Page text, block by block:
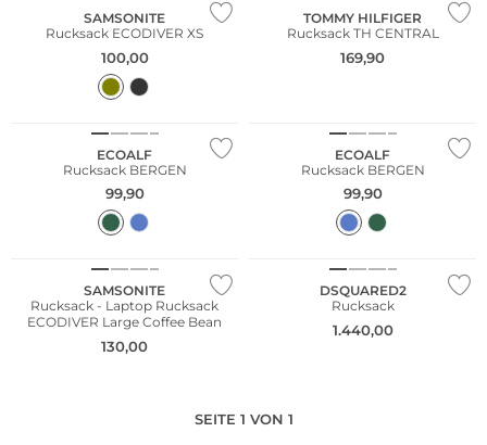
SAMSONITE
Rucksack ECODIVER XS
100,00
TOMMY HILFIGER
Rucksack TH CENTRAL
169,90
ECOALF
Rucksack BERGEN
99,90
ECOALF
Rucksack BERGEN
99,90
SAMSONITE
Rucksack - Laptop Rucksack
ECODIVER Large Coffee Bean
130,00
DSQUARED2
Rucksack
1.440,00
SEITE 1 VON 1